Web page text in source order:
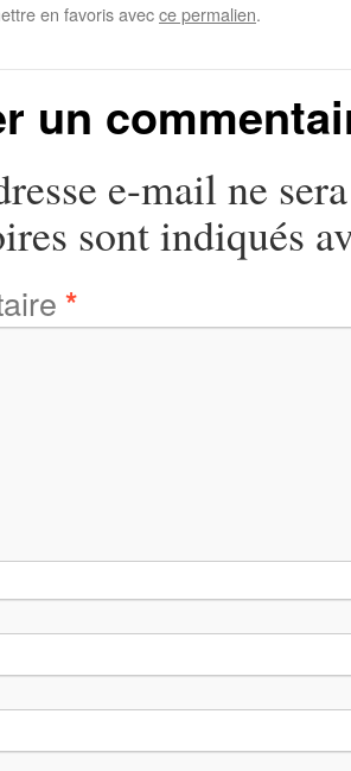
en favoris avecce permalien.
un
e-mail ne
sont indiqués
*